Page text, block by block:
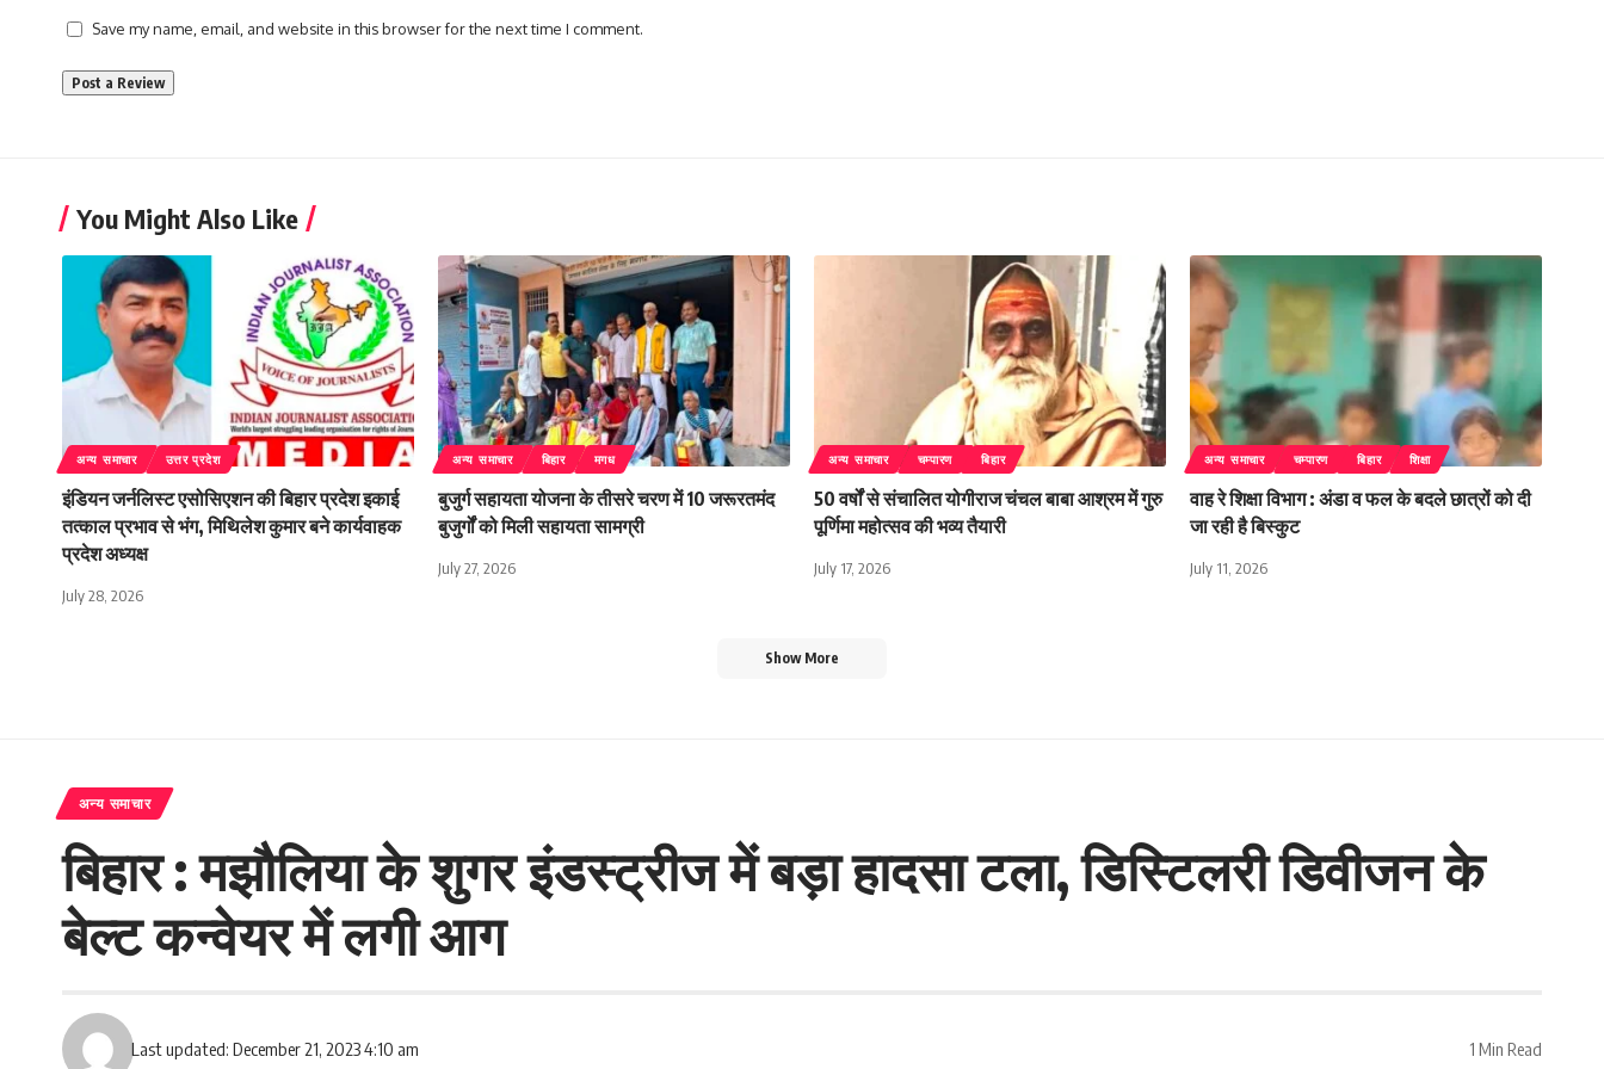
Save my name, email, and website in this browser for the next time I comment.
You Might Also Like
अन्य समाचार उत्तर प्रदेश
इंडियन जर्नलिस्ट एसोसिएशन की बिहार प्रदेश इकाई
तत्काल प्रभाव से भंग, मिथिलेश कुमार बने कार्यवाहक
प्रदेश अध्यक्ष
July 28, 2026
अन्य समाचार बिहार मगध
बुजुर्ग सहायता योजना के तीसरे चरण में 10 जरूरतमंद
बुजुर्गों को मिली सहायता सामग्री
July 27, 2026
अन्य समाचार चम्पारण बिहार
50 वर्षों से संचालित योगीराज चंचल बाबा आश्रम में गुरु
पूर्णिमा महोत्सव की भव्य तैयारी
July 17, 2026
अन्य समाचार चम्पारण बिहार शिक्षा
वाह रे शिक्षा विभाग : अंडा व फल के बदले छात्रों को दी
जा रही है बिस्कुट
July 11, 2026
Show More
अन्य समाचार
बिहार : मझौलिया के शुगर इंडस्ट्रीज में बड़ा हादसा टला, डिस्टिलरी डिवीजन के
बेल्ट कन्वेयर में लगी आग
Last updated: December 21, 2023 4:10 am 1 Min Read